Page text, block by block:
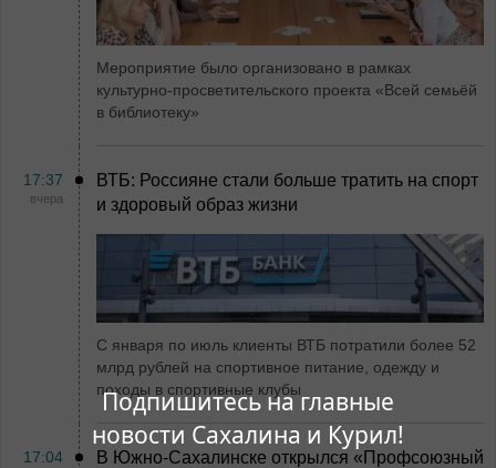
Подпишитесь на главные
новости Сахалина и Курил!
Мероприятие было организовано в рамках
культурно-просветительского проекта «Всей семьёй
в библиотеку»
17:37
вчера
ВТБ: Россияне стали больше тратить на спорт
и здоровый образ жизни
С января по июль клиенты ВТБ потратили более 52
млрд рублей на спортивное питание, одежду и
походы в спортивные клубы
17:04
В Южно-Сахалинске открылся «Профсоюзный